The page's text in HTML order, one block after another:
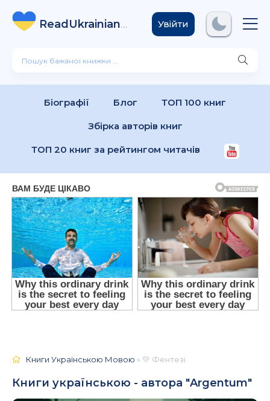
ReadUkrainian
Books .com
Увійти
Біографії Блог ТОП 100 книг
Збірка авторів книг
ТОП 20 книг за рейтингом читачів
Книги Українською Мовою » 💛 Фентезі
Книги українською - автора "Argentum"